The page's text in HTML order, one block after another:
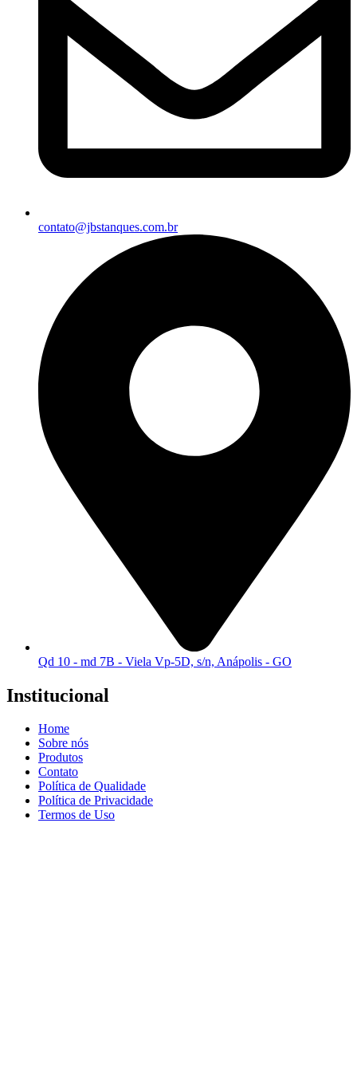
contato@jbstanques.com.br
Qd 10 - md 7B - Viela Vp-5D, s/n, Anápolis - GO
Institucional
Home
Sobre nós
Produtos
Contato
Política de Qualidade
Política de Privacidade
Termos de Uso